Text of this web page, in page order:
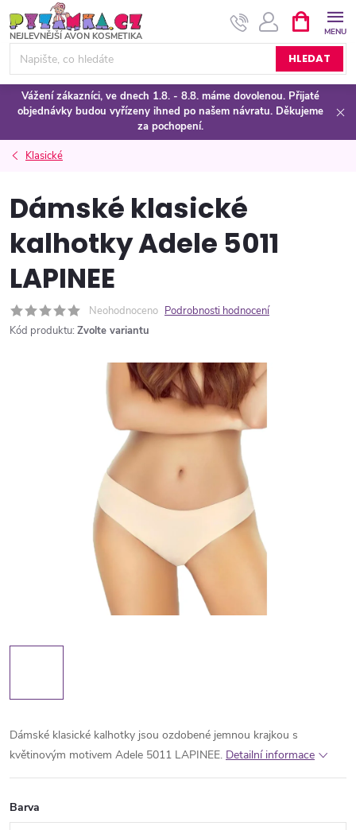
na
obsah
HLEDAT
NÁKUPNÍ
KOŠÍK
Vážení zákazníci, ve dnech 1.8. - 8.8. máme dovolenou. Přijaté
objednávky budou vyřízeny ihned po našem návratu. Děkujeme
za pochopení.
Klasické
Dámské klasické
kalhotky Adele 5011
LAPINEE
Neohodnoceno Podrobnosti hodnocení
Kód produktu: Zvolte variantu
Dámské klasické kalhotky jsou ozdobené jemnou krajkou s
květinovým motivem Adele 5011 LAPINEE. Detailní informace
Barva